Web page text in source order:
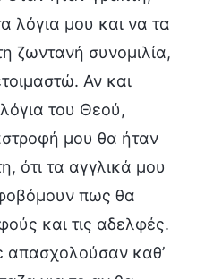
λόγια μου και να τα
ζωντανή συνομιλία,
Αν και
του Θεού,
μου θα ήταν
ότι τα αγγλικά μου
πως θα
και τις αδελφές.
απασχολούσαν καθ’